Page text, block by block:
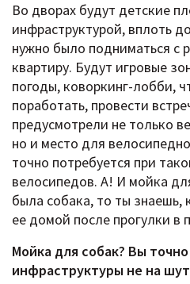
Во дворах будут детские
инфраструктурой, вплоть
нужно было подниматься с
квартиру. Будут игровые
погоды, коворкинг-лобби,
поработать, провести
предусмотрели не только
но и место для
точно потребуется при
велосипедов. А! И мойка
была собака, то ты знаешь,
ее домой после прогулки в
Мойка для собак? Вы
инфраструктуры не на